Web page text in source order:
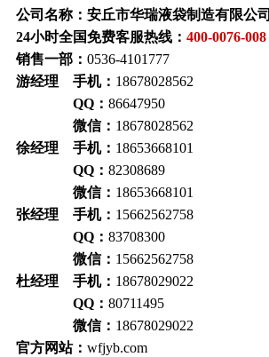
公司名称：安丘市华瑞液袋制造有限公司
24小时全国免费客服热线： 400-0076-008
销售一部： 0536-4101777
游经理 手机： 18678028562
QQ： 86647950
微信： 18678028562
徐经理 手机： 18653668101
QQ： 82308689
微信： 18653668101
张经理 手机： 15662562758
QQ： 83708300
微信： 15662562758
杜经理 手机： 18678029022
QQ： 80711495
微信： 18678029022
官方网站： wfjyb.com